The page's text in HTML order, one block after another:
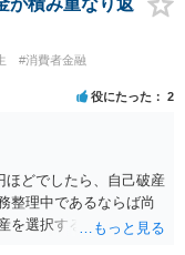
#消費者金融
役にたった 2
ほどでしたら、自己破産
整理中であるならば尚
を選択する方法もある